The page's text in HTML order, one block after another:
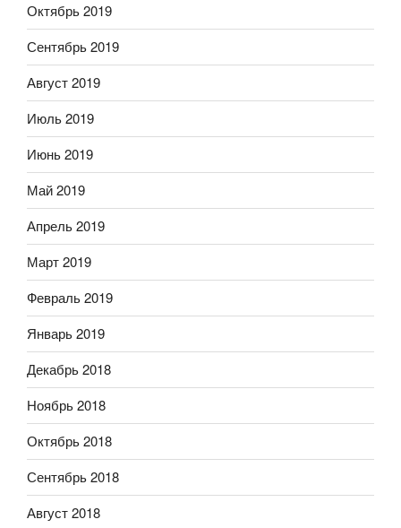
Октябрь 2019
Сентябрь 2019
Август 2019
Июль 2019
Июнь 2019
Май 2019
Апрель 2019
Март 2019
Февраль 2019
Январь 2019
Декабрь 2018
Ноябрь 2018
Октябрь 2018
Сентябрь 2018
Август 2018